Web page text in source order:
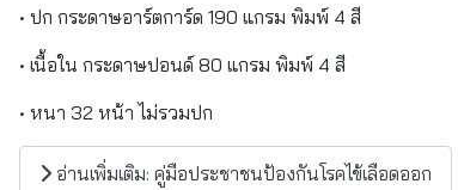
• ปก กระดาษอาร์ตการ์ด 190 แกรม พิมพ์ 4 สี
• เนื้อใน กระดาษปอนด์ 80 แกรม พิมพ์ 4 สี
• หนา 32 หน้า ไม่รวมปก
อ่านเพิ่มเติม: คู่มือประชาชนป้องกันโรคไข้เลือดออก